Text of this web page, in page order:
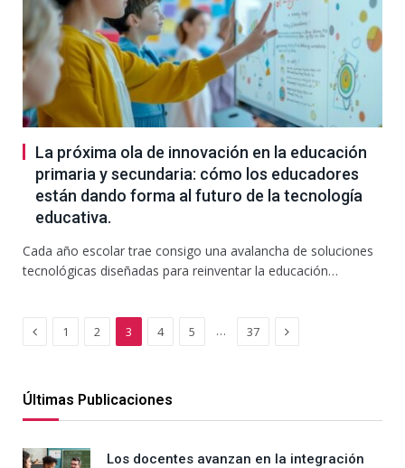
La próxima ola de innovación en la educación
primaria y secundaria: cómo los educadores
están dando forma al futuro de la tecnología
educativa.
Cada año escolar trae consigo una avalancha de soluciones
tecnológicas diseñadas para reinventar la educación…
Previous
1 2 3 4 5 … 37 Next
Últimas Publicaciones
Los docentes avanzan en la integración